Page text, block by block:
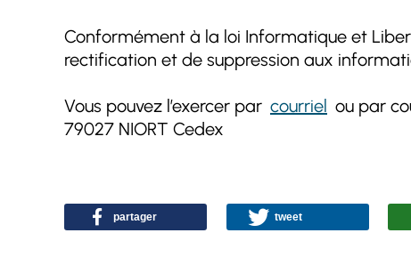
Conformément à la loi Informatique et
rectification et de suppression aux
Vous pouvez l’exercer par courriel ou par
79027 NIORT Cedex
partager tweet